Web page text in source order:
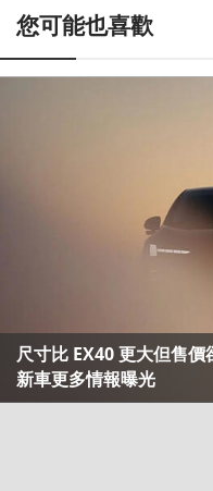
您可能也喜歡
尺寸比 EX40 更大但售
新車更多情報曝光